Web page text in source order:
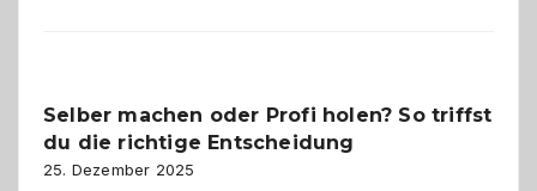
Herausforderungen
und
Zukunft
Selber machen oder Profi holen? So triffst
du die richtige Entscheidung
25. Dezember 2025